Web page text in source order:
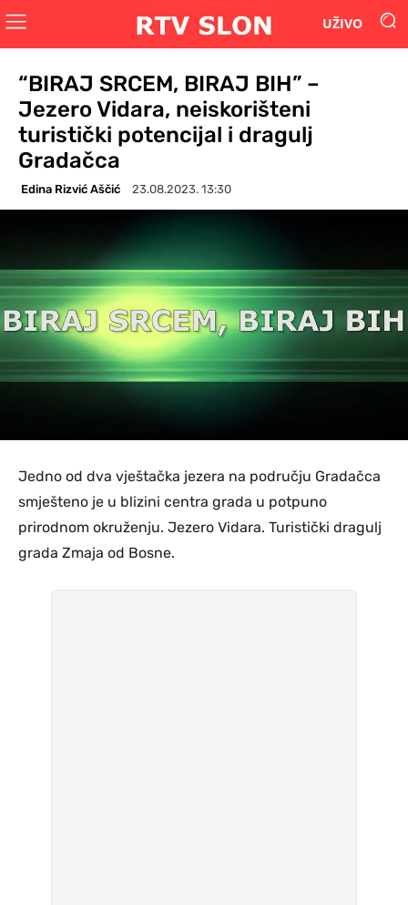
UŽIVO
“BIRAJ SRCEM, BIRAJ BIH” –
Jezero Vidara, neiskorišteni
turistički potencijal i dragulj
Gradačca
Edina Rizvić Aščić 23.08.2023. 13:30
Jedno od dva vještačka jezera na području Gradačca
smješteno je u blizini centra grada u potpuno
prirodnom okruženju. Jezero Vidara. Turistički dragulj
grada Zmaja od Bosne.